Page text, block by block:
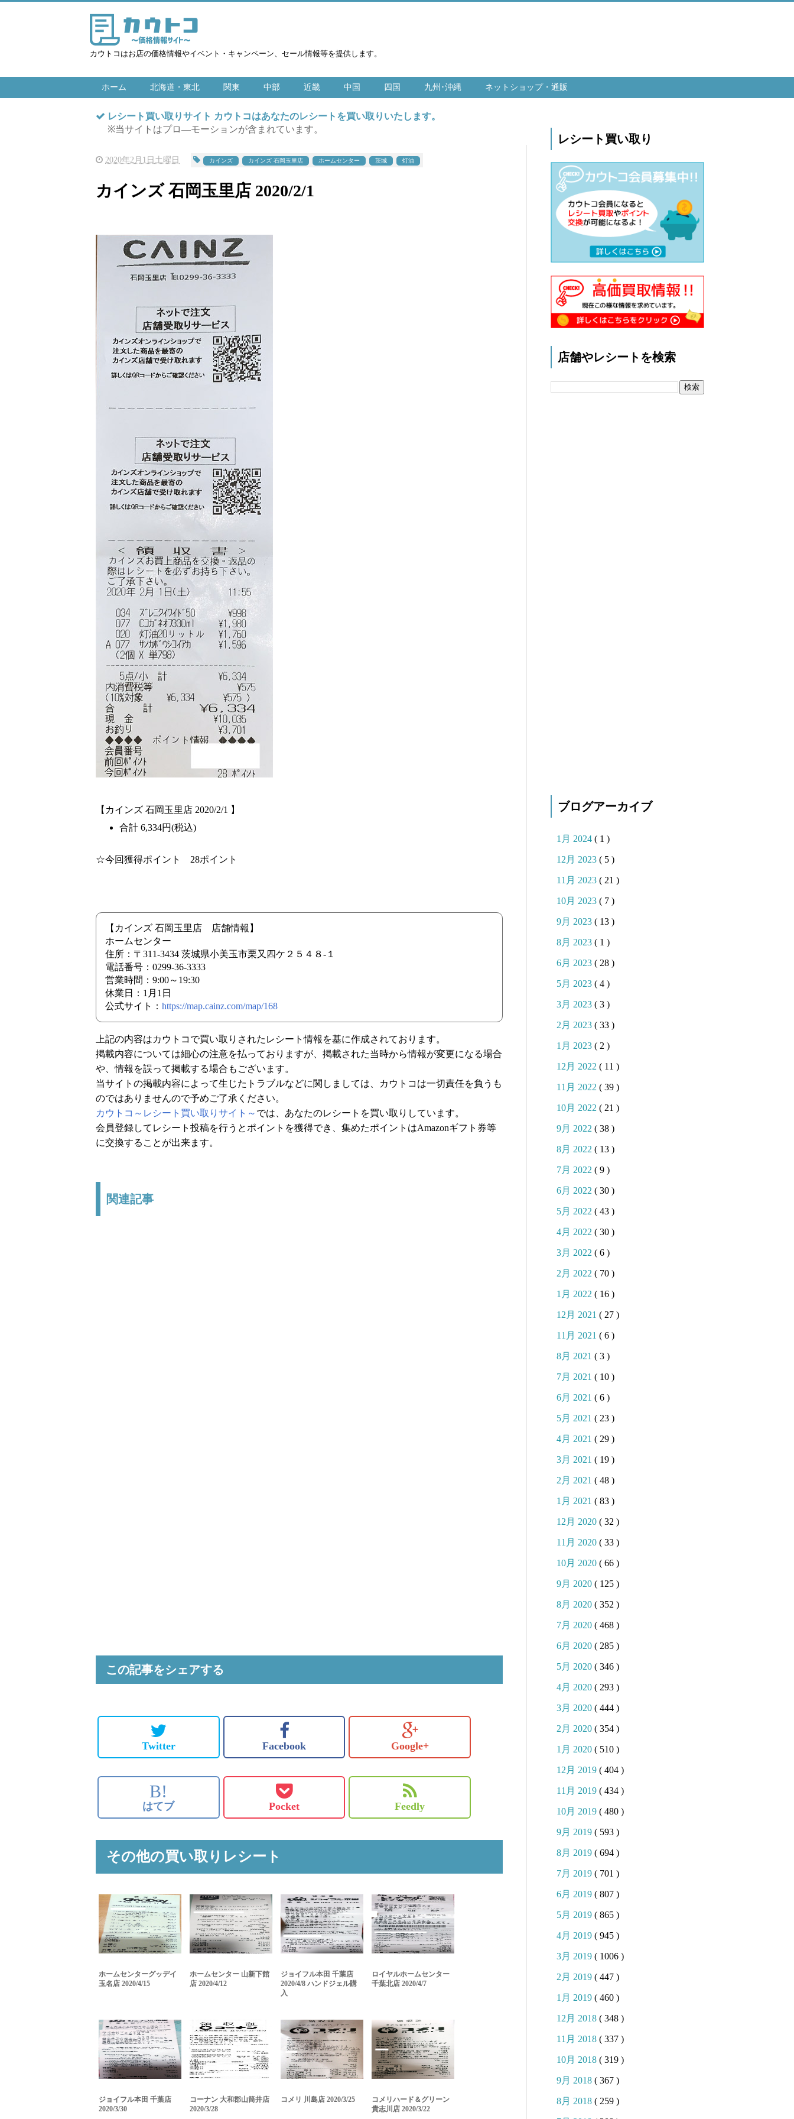
カウトコはお店の価格情報やイベント・キャンペーン、セール情報等を提供します。
ホーム 北海道・東北 関東 中部 近畿 中国 四国 九州･沖縄 ネットショップ・通販
レシート買い取りサイト カウトコはあなたのレシートを買い取りいたします。
※当サイトはプロ―モーションが含まれています。
2020年2月1日土曜日 カインズ カインズ 石岡玉里店 ホームセンター 茨城 灯油
カインズ 石岡玉里店 2020/2/1
【カインズ 石岡玉里店 2020/2/1 】
合計 6,334円(税込)
☆今回獲得ポイント 28ポイント
【カインズ 石岡玉里店 店舗情報】
ホームセンター
住所：〒311-3434 茨城県小美玉市栗又四ケ２５４８-１
電話番号：0299-36-3333
営業時間：9:00～19:30
休業日：1月1日
公式サイト： https://map.cainz.com/map/168
上記の内容はカウトコで買い取りされたレシート情報を基に作成されております。
掲載内容については細心の注意を払っておりますが、掲載された当時から情報が変更になる場合
や、情報を誤って掲載する場合もございます。
当サイトの掲載内容によって生じたトラブルなどに関しましては、カウトコは一切責任を負うも
のではありませんので予めご了承ください。
カウトコ～レシート買い取りサイト～ では、あなたのレシートを買い取りしています。
会員登録してレシート投稿を行うとポイントを獲得でき、集めたポイントはAmazonギフト券等
に交換することが出来ます。
関連記事
この記事をシェアする
Twitter Facebook Google+
B!
はてブ Pocket Feedly
その他の買い取りレシート
ホームセンターグッデイ
玉名店 2020/4/15
ホームセンター 山新下館
店 2020/4/12
ジョイフル本田 千葉店
2020/4/8 ハンドジェル購
入
ロイヤルホームセンター
千葉北店 2020/4/7
ジョイフル本田 千葉店
2020/3/30
コーナン 大和郡山筒井店
2020/3/28
コメリ 川島店 2020/3/25
コメリハード＆グリーン
貴志川店 2020/3/22
レシート買い取り
店舗やレシートを検索
ブログアーカイブ
1月 2024 ( 1 )
12月 2023 ( 5 )
11月 2023 ( 21 )
10月 2023 ( 7 )
9月 2023 ( 13 )
8月 2023 ( 1 )
6月 2023 ( 28 )
5月 2023 ( 4 )
3月 2023 ( 3 )
2月 2023 ( 33 )
1月 2023 ( 2 )
12月 2022 ( 11 )
11月 2022 ( 39 )
10月 2022 ( 21 )
9月 2022 ( 38 )
8月 2022 ( 13 )
7月 2022 ( 9 )
6月 2022 ( 30 )
5月 2022 ( 43 )
4月 2022 ( 30 )
3月 2022 ( 6 )
2月 2022 ( 70 )
1月 2022 ( 16 )
12月 2021 ( 27 )
11月 2021 ( 6 )
8月 2021 ( 3 )
7月 2021 ( 10 )
6月 2021 ( 6 )
5月 2021 ( 23 )
4月 2021 ( 29 )
3月 2021 ( 19 )
2月 2021 ( 48 )
1月 2021 ( 83 )
12月 2020 ( 32 )
11月 2020 ( 33 )
10月 2020 ( 66 )
9月 2020 ( 125 )
8月 2020 ( 352 )
7月 2020 ( 468 )
6月 2020 ( 285 )
5月 2020 ( 346 )
4月 2020 ( 293 )
3月 2020 ( 444 )
2月 2020 ( 354 )
1月 2020 ( 510 )
12月 2019 ( 404 )
11月 2019 ( 434 )
10月 2019 ( 480 )
9月 2019 ( 593 )
8月 2019 ( 694 )
7月 2019 ( 701 )
6月 2019 ( 807 )
5月 2019 ( 865 )
4月 2019 ( 945 )
3月 2019 ( 1006 )
2月 2019 ( 447 )
1月 2019 ( 460 )
12月 2018 ( 348 )
11月 2018 ( 337 )
10月 2018 ( 319 )
9月 2018 ( 367 )
8月 2018 ( 259 )